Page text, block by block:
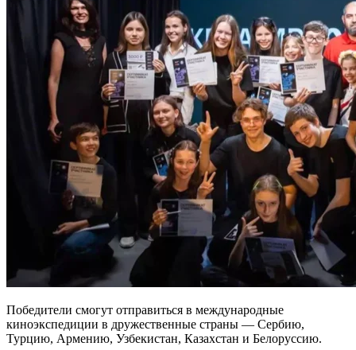
Победители смогут отправиться в международные
киноэкспедиции в дружественные страны — Сербию,
Турцию, Армению, Узбекистан, Казахстан и Белоруссию.